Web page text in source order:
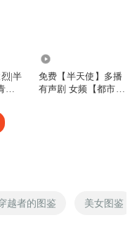
烈|半
|
免费【半天使】多播
有声剧 女频【都市爱
越者的图鉴 美女图鉴